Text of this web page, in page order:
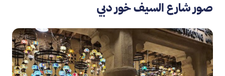
صور شارع السيف خور دبي